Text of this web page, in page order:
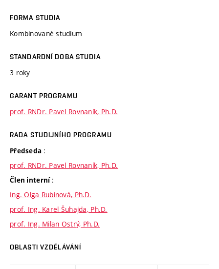
FORMA STUDIA
Kombinované studium
STANDARDNÍ DOBA STUDIA
3 roky
GARANT PROGRAMU
prof. RNDr. Pavel Rovnaník, Ph.D.
RADA STUDIJNÍHO PROGRAMU
Předseda :
prof. RNDr. Pavel Rovnaník, Ph.D.
Člen interní :
Ing. Olga Rubinová, Ph.D.
prof. Ing. Karel Šuhajda, Ph.D.
prof. Ing. Milan Ostrý, Ph.D.
OBLASTI VZDĚLÁVÁNÍ